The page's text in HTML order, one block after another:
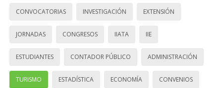
CONVOCATORIAS INVESTIGACIÓN EXTENSIÓN
JORNADAS CONGRESOS IIATA IIE
ESTUDIANTES CONTADOR PÚBLICO ADMINISTRACIÓN
TURISMO ESTADÍSTICA ECONOMÍA CONVENIOS